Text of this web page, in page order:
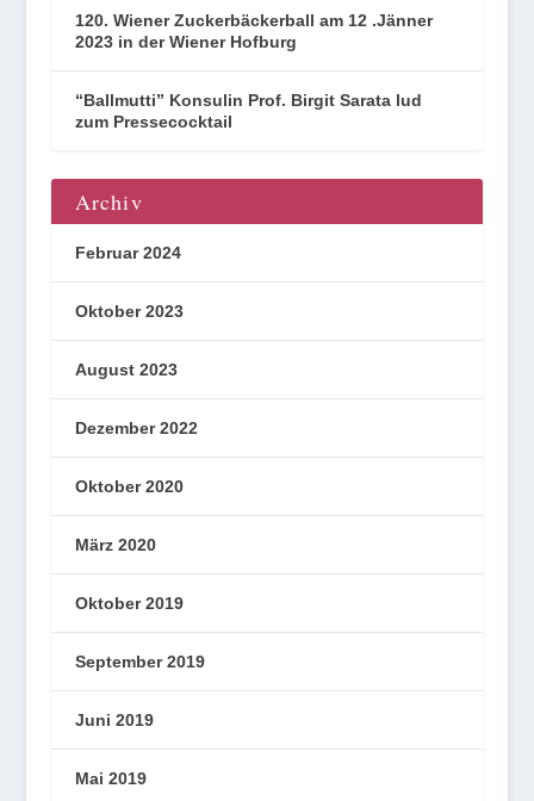
120. Wiener Zuckerbäckerball am 12 .Jänner
2023 in der Wiener Hofburg
“Ballmutti” Konsulin Prof. Birgit Sarata lud
zum Pressecocktail
Archiv
Februar 2024
Oktober 2023
August 2023
Dezember 2022
Oktober 2020
März 2020
Oktober 2019
September 2019
Juni 2019
Mai 2019